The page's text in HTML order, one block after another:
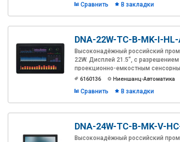
Сравнить В закладки
DNA-22W-TC-B-MK-I-
Высоконадёжный российский
22W. Дисплей 21.5”, с
проекционно-емкостным
м2 и антибликовым покрытием.
комплекте с адаптером 230В AC.
60°C. Интерфейсы: VGA, DVI-D,
6160136 Ниеншанц-Автоматика
Сравнить В закладки
DNA-24W-TC-B-MK-V-
Высоконадёжный российский